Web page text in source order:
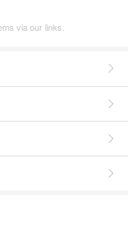
via our links.